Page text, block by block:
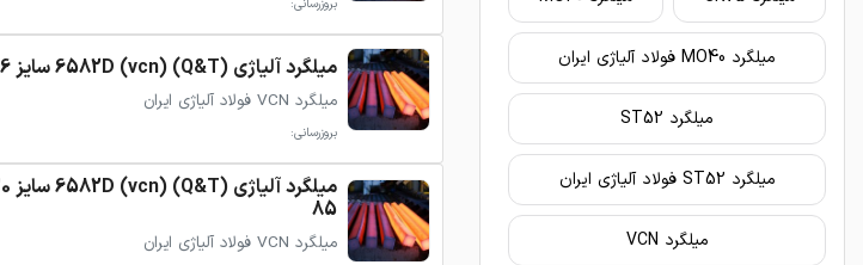
میلگرد MO40 فولاد آلیاژی ایران
میلگرد ST52
میلگرد ST52 فولاد آلیاژی ایران
میلگرد VCN
بروزرسانی:
میلگرد آلیاژی (Q&T) (vcn) 6582D سایز 16 - 29
میلگرد VCN فولاد آلیاژی ایران
بروزرسانی:
85
میلگرد VCN فولاد آلیاژی ایران